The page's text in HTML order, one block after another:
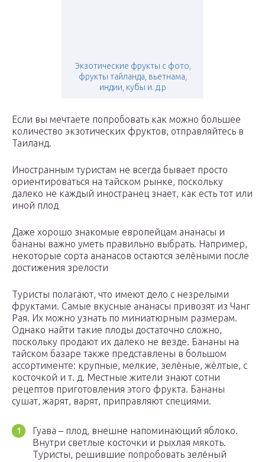
Экзотические фрукты с фото,
фрукты тайланда, вьетнама,
индии, кубы и. д.р
Если вы мечтаете попробовать как можно большее
количество экзотических фруктов, отправляйтесь в
Таиланд.
Иностранным туристам не всегда бывает просто
ориентироваться на тайском рынке, поскольку
далеко не каждый иностранец знает, как есть тот или
иной плод
Даже хорошо знакомые европейцам ананасы и
бананы важно уметь правильно выбрать. Например,
некоторые сорта ананасов остаются зелёными после
достижения зрелости
Туристы полагают, что имеют дело с незрелыми
фруктами. Самые вкусные ананасы привозят из Чанг
Рая. Их можно узнать по миниатюрным размерам.
Однако найти такие плоды достаточно сложно,
поскольку продают их далеко не везде. Бананы на
тайском базаре также представлены в большом
ассортименте: крупные, мелкие, зелёные, жёлтые, с
косточкой и т. д. Местные жители знают сотни
рецептов приготовления этого фрукта. Бананы
сушат, жарят, варят, приправляют специями.
Гуава – плод, внешне напоминающий яблоко.
Внутри светлые косточки и рыхлая мякоть.
Туристы, решившие попробовать зелёный